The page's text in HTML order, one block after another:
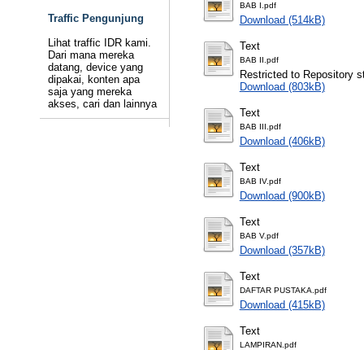
Traffic Pengunjung
Lihat traffic IDR kami.
Dari mana mereka
datang, device yang
dipakai, konten apa
saja yang mereka
akses, cari dan lainnya
BAB I.pdf
Download (514kB)
Text
BAB II.pdf
Restricted to Repository
Download (803kB)
Text
BAB III.pdf
Download (406kB)
Text
BAB IV.pdf
Download (900kB)
Text
BAB V.pdf
Download (357kB)
Text
DAFTAR PUSTAKA.pdf
Download (415kB)
Text
LAMPIRAN.pdf